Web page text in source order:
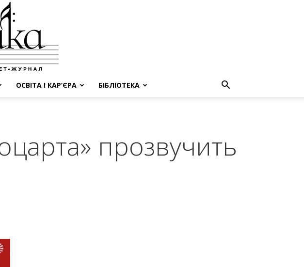
ОСВІТА І КАР’ЄРА БІБЛІОТЕКА
прозвучить